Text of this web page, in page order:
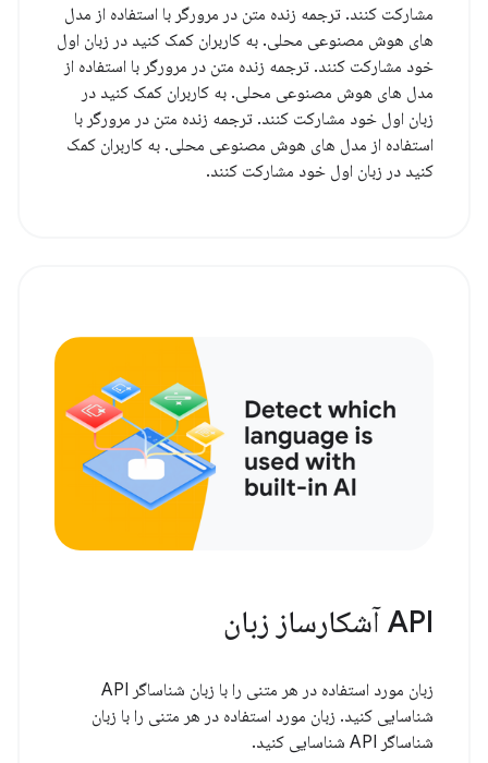
مشارکت کنند. ترجمه زنده متن در مرورگر با استفاده از مدل
های هوش مصنوعی محلی. به کاربران کمک کنید در زبان اول
خود مشارکت کنند. ترجمه زنده متن در مرورگر با استفاده از
مدل های هوش مصنوعی محلی. به کاربران کمک کنید در
زبان اول خود مشارکت کنند. ترجمه زنده متن در مرورگر با
استفاده از مدل های هوش مصنوعی محلی. به کاربران کمک
کنید در زبان اول خود مشارکت کنند.
API آشکارساز زبان
زبان مورد استفاده در هر متنی را با زبان شناساگر API
شناسایی کنید. زبان مورد استفاده در هر متنی را با زبان
شناساگر API شناسایی کنید.